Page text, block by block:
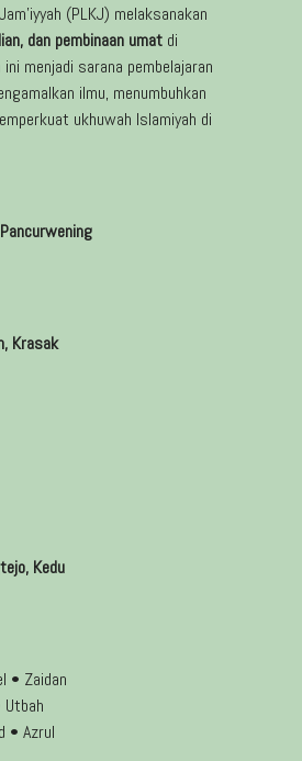
(PLKJ) melaksanakan
dan pembinaan umat di
menjadi sarana pembelajaran
ilmu, menumbuhkan
ukhuwah Islamiyah di
Krasak
Kedu
• Zaidan
• Azrul